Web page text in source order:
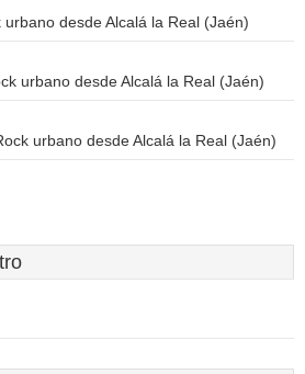
desde Alcalá la Real (Jaén)
urbano desde Alcalá la Real (Jaén)
urbano desde Alcalá la Real (Jaén)